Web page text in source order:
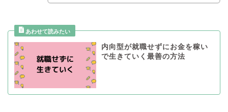
内向型が就職せずにお金を稼い
で生きていく最善の方法